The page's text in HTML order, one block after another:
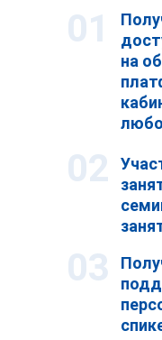
01
на
02
03